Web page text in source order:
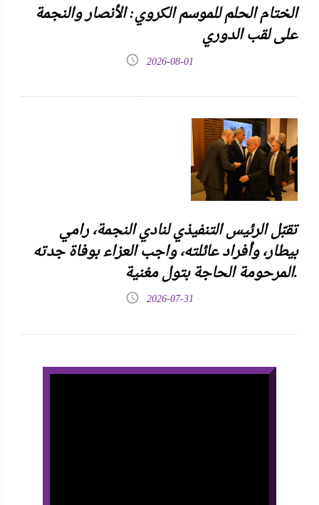
الختام الحلم للموسم الكروي: الأنصار والنجمة
على لقب الدوري
2026-08-01
تقبّل الرئيس التنفيذي لنادي النجمة، رامي
بيطار، وأفراد عائلته، واجب العزاء بوفاة جدته
المرحومة الحاجة بتول مغنية.
2026-07-31